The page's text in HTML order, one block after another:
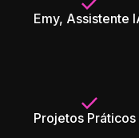
Emy, Assistente
Projetos Práticos